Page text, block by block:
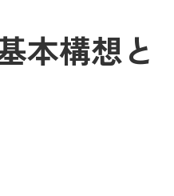
本構想と